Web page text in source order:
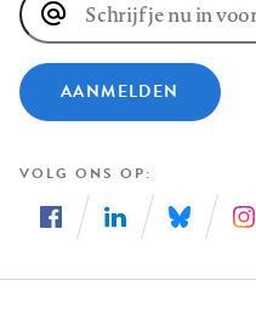
E-
mailadres
AANMELDEN
VOLG ONS OP
ons
ons
ons